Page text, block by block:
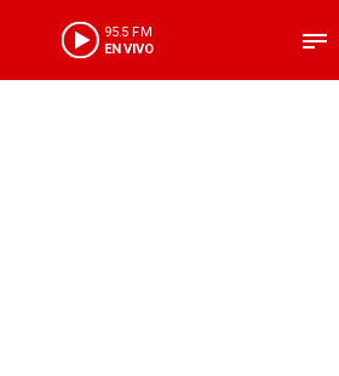
95.5 FM
EN VIVO